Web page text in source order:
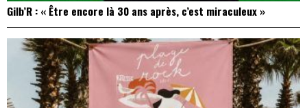
Gilb’R : « Être encore là 30 ans après, c’est miraculeux »